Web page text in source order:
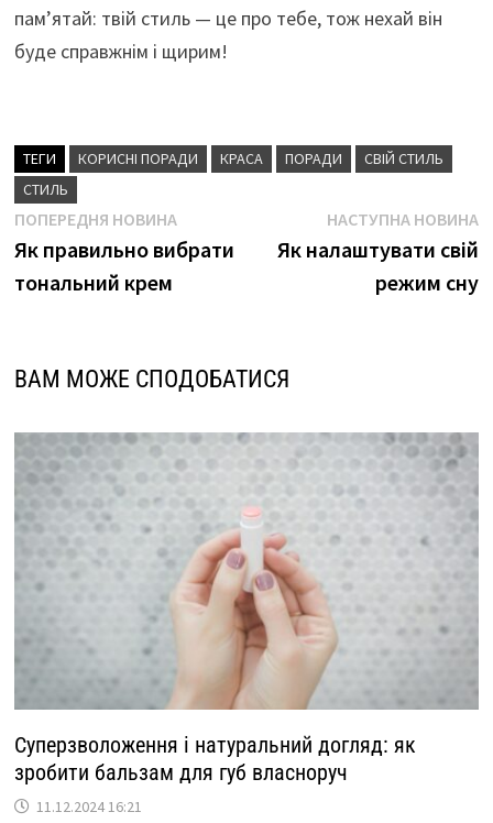
пам’ятай: твій стиль — це про тебе, тож нехай він
буде справжнім і щирим!
ТЕГИ КОРИСНІ ПОРАДИ КРАСА ПОРАДИ
СВІЙ СТИЛЬ
СТИЛЬ
Навігація
записів
ПОПЕРЕДНЯ НОВИНАПопередня
новина
Як правильно вибрати
тональний крем
НАСТУПНА НОВИНА
Як налаштувати свій
режим сну
ВАМ МОЖЕ СПОДОБАТИСЯ
Суперзволоження і натуральний догляд: як
зробити бальзам для губ власноруч
11.12.2024 16:21